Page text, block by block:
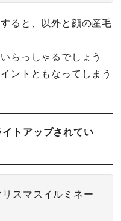
ると、以外と顔の産毛
らっしゃるでしょう
ントともなってしまう
イトアップされてい
スマスイルミネー